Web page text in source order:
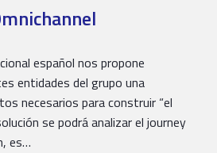
español nos propone
entidades del grupo una
necesarios para construir “el
se podrá analizar el journey
es…